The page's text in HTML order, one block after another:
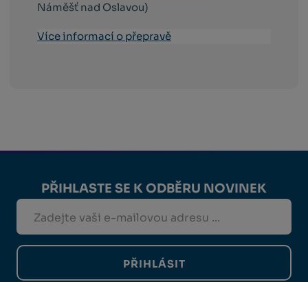
Náměšť nad Oslavou)
Více informací o přepravě
PŘIHLASTE SE K ODBĚRU NOVINEK
PŘIHLÁSIT